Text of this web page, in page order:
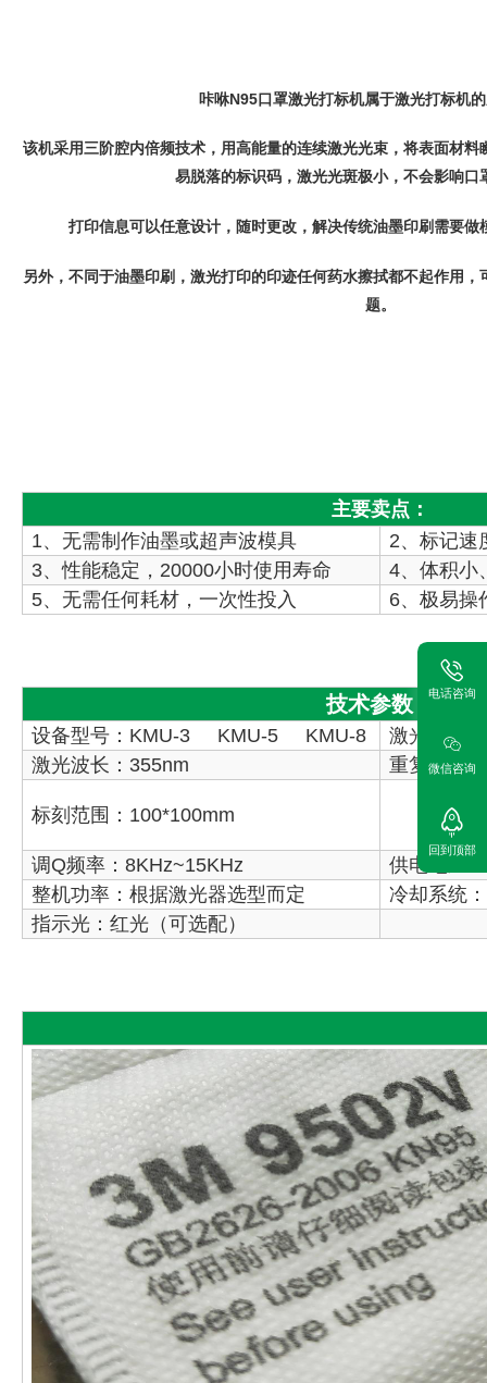
咔咻N95口罩激光打标机属于激光打标机
该机采用三阶腔内倍频技术，用高能量的连续激光光束，将表面材
易脱落的标识码，激光光斑极小，不会影响口
打印信息可以任意设计，随时更改，解决传统油墨印刷需要做
另外，不同于油墨印刷，激光打印的印迹任何药水擦拭都不起作用
题。
主要卖点：
1、无需制作油墨或超声波模具
2、标记速
3、性能稳定，20000小时使用寿命
4、体积小
5、无需任何耗材，一次性投入
6、极易操
技术参数：
设备型号：KMU-3 KMU-5 KMU-8
激光器功
激光波长：355nm
重复精度
标刻范围：100*100mm 标
调Q频率：8KHz~15KHz
供电电压
整机功率：根据激光器选型而定
冷却系统
指示光：红光（可选配）
电话咨询
微信咨询
回到顶部